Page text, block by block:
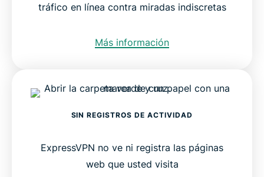
tráfico en línea contra miradas indiscretas
Más información
SIN REGISTROS DE ACTIVIDAD
ExpressVPN no ve ni registra las páginas
web que usted visita